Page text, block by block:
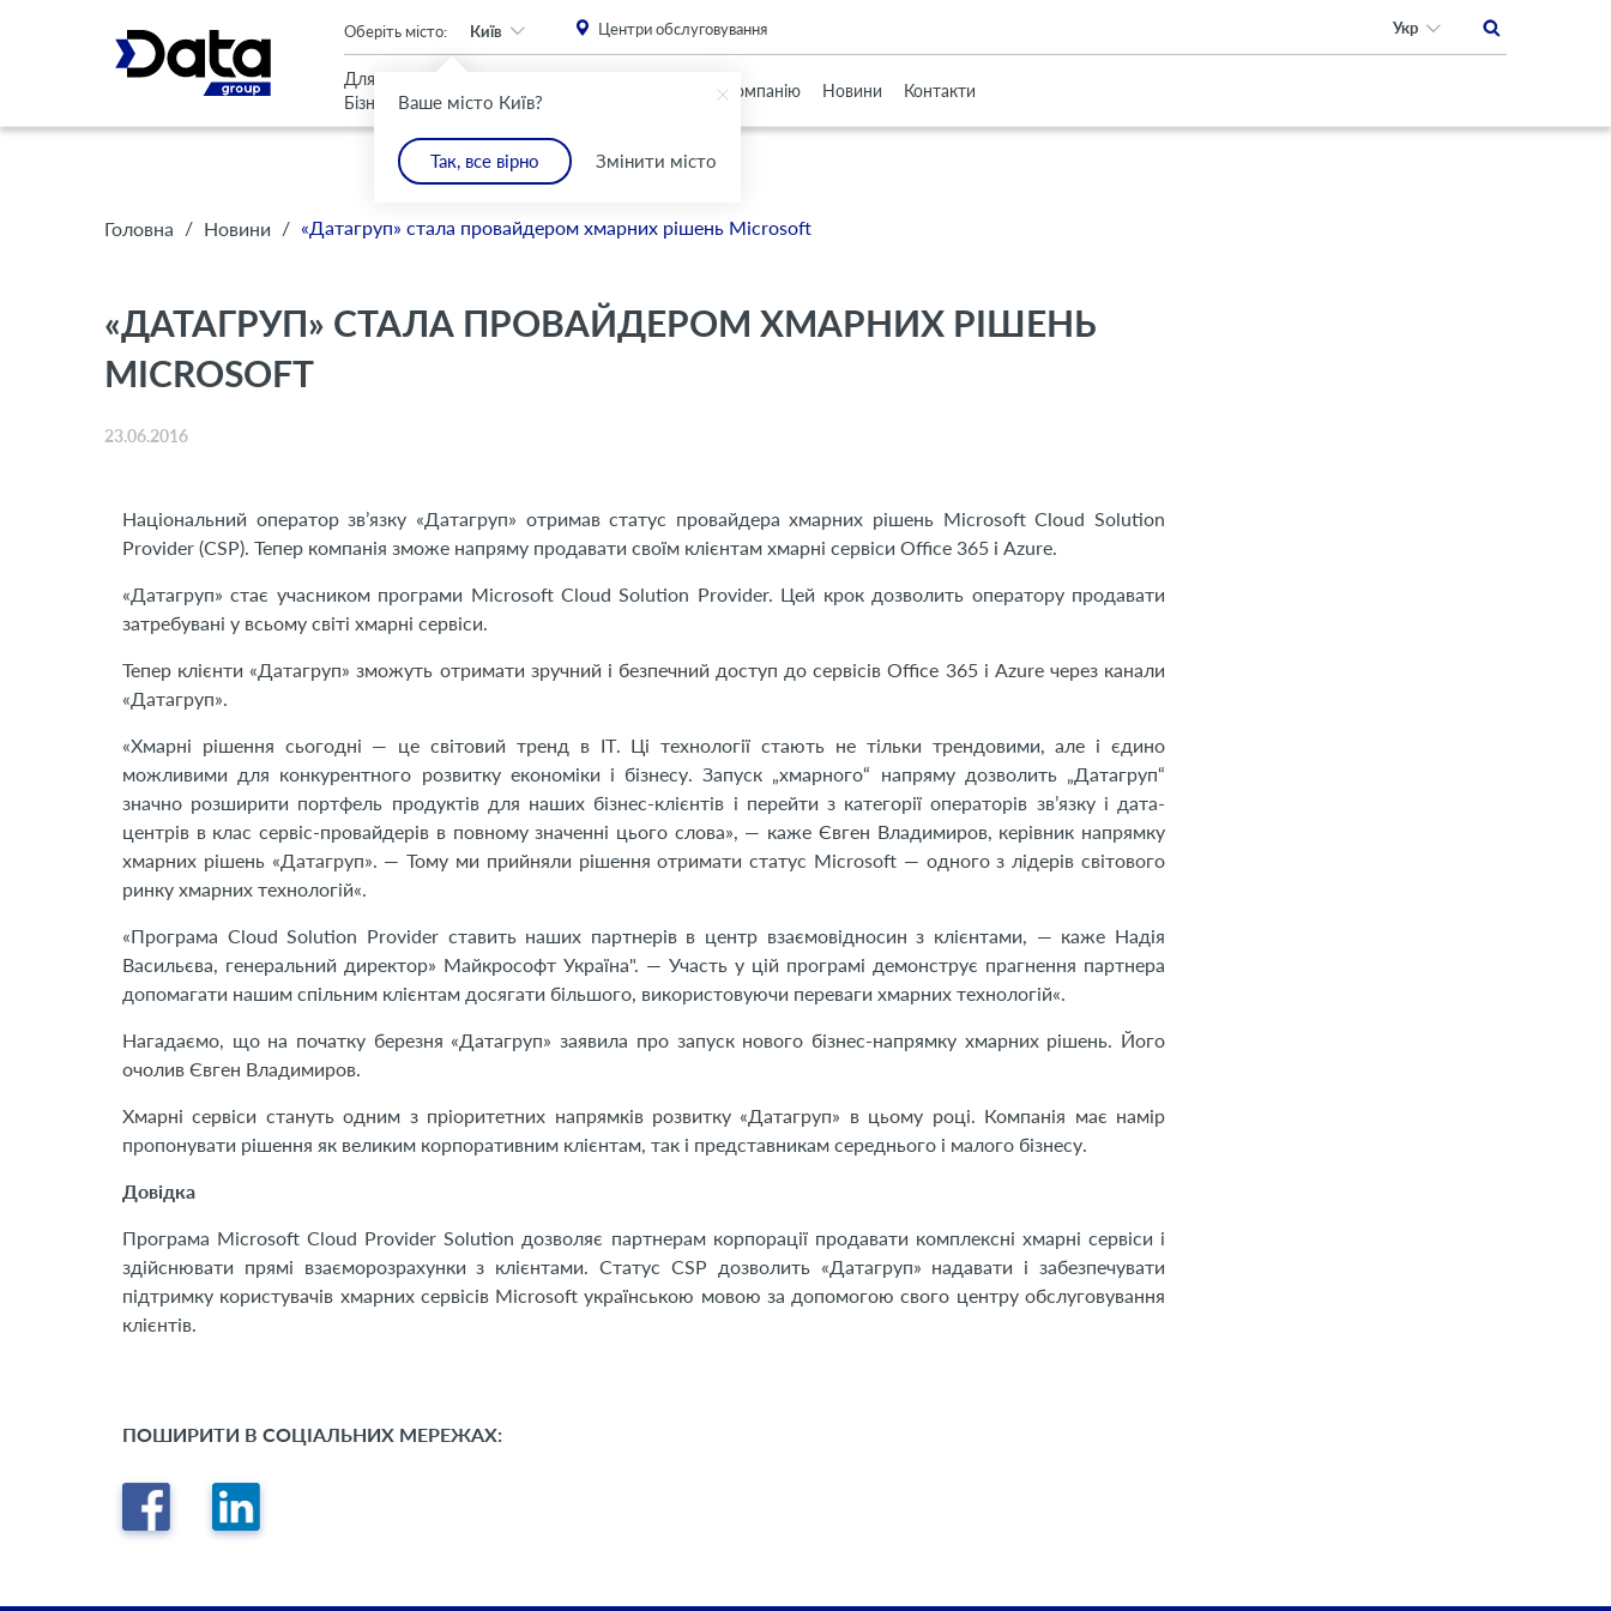
Ваше місто Київ?
Так, все вірно Змінити місто
Оберіть місто: Київ Центри обслуговування Укр
Для
Бізнесу
Дому
Про Компанію Новини Контакти
Головна / Новини / «Датагруп» стала провайдером хмарних рішень Microsoft
«ДАТАГРУП» СТАЛА ПРОВАЙДЕРОМ ХМАРНИХ РІШЕНЬ
MICROSOFT
23.06.2016
Національний оператор зв’язку «Датагруп» отримав статус провайдера хмарних рішень Microsoft Cloud Solution
Provider (CSP). Тепер компанія зможе напряму продавати своїм клієнтам хмарні сервіси Office 365 і Azure.
«Датагруп» стає учасником програми Microsoft Cloud Solution Provider. Цей крок дозволить оператору продавати
затребувані у всьому світі хмарні сервіси.
Тепер клієнти «Датагруп» зможуть отримати зручний і безпечний доступ до сервісів Office 365 і Azure через канали
«Датагруп».
«Хмарні рішення сьогодні — це світовий тренд в ІТ. Ці технології стають не тільки трендовими, але і єдино
можливими для конкурентного розвитку економіки і бізнесу. Запуск „хмарного“ напряму дозволить „Датагруп“
значно розширити портфель продуктів для наших бізнес-клієнтів і перейти з категорії операторів зв’язку і дата-
центрів в клас сервіс-провайдерів в повному значенні цього слова», — каже Євген Владимиров, керівник напрямку
хмарних рішень «Датагруп». — Тому ми прийняли рішення отримати статус Microsoft — одного з лідерів світового
ринку хмарних технологій«.
«Програма Cloud Solution Provider ставить наших партнерів в центр взаємовідносин з клієнтами, — каже Надія
Васильєва, генеральний директор» Майкрософт Україна". — Участь у цій програмі демонструє прагнення партнера
допомагати нашим спільним клієнтам досягати більшого, використовуючи переваги хмарних технологій«.
Нагадаємо, що на початку березня «Датагруп» заявила про запуск нового бізнес-напрямку хмарних рішень. Його
очолив Євген Владимиров.
Хмарні сервіси стануть одним з пріоритетних напрямків розвитку «Датагруп» в цьому році. Компанія має намір
пропонувати рішення як великим корпоративним клієнтам, так і представникам середнього і малого бізнесу.
Довідка
Програма Microsoft Cloud Provider Solution дозволяє партнерам корпорації продавати комплексні хмарні сервіси і
здійснювати прямі взаєморозрахунки з клієнтами. Статус CSP дозволить «Датагруп» надавати і забезпечувати
підтримку користувачів хмарних сервісів Microsoft українською мовою за допомогою свого центру обслуговування
клієнтів.
ПОШИРИТИ В СОЦІАЛЬНИХ МЕРЕЖАХ:
An important update (Chrome 143) is available for your browser. Please install this critical browser update